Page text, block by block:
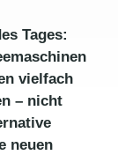
Tages:
vielfach
– nicht
neuen